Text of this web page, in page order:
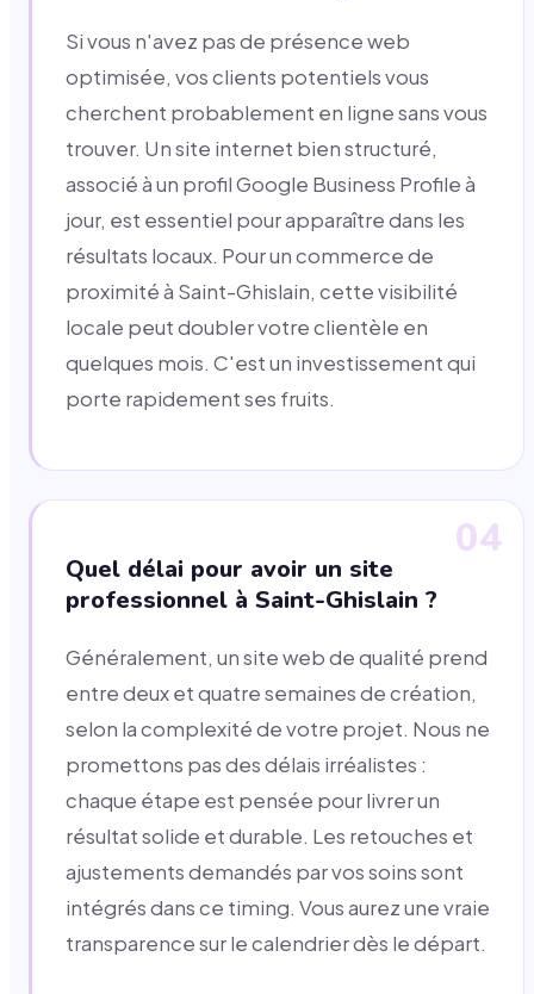
Si vous n'avez pas de présence web
optimisée, vos clients potentiels vous
cherchent probablement en ligne sans vous
trouver. Un site internet bien structuré,
associé à un profil Google Business Profile à
jour, est essentiel pour apparaître dans les
résultats locaux. Pour un commerce de
proximité à Saint-Ghislain, cette visibilité
locale peut doubler votre clientèle en
quelques mois. C'est un investissement qui
porte rapidement ses fruits.
04
Quel délai pour avoir un site
professionnel à Saint-Ghislain ?
Généralement, un site web de qualité prend
entre deux et quatre semaines de création,
selon la complexité de votre projet. Nous ne
promettons pas des délais irréalistes :
chaque étape est pensée pour livrer un
résultat solide et durable. Les retouches et
ajustements demandés par vos soins sont
intégrés dans ce timing. Vous aurez une vraie
transparence sur le calendrier dès le départ.